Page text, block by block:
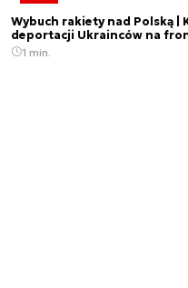
Wybuch rakiety nad Polską
deportacji Ukrainców na
1 min.